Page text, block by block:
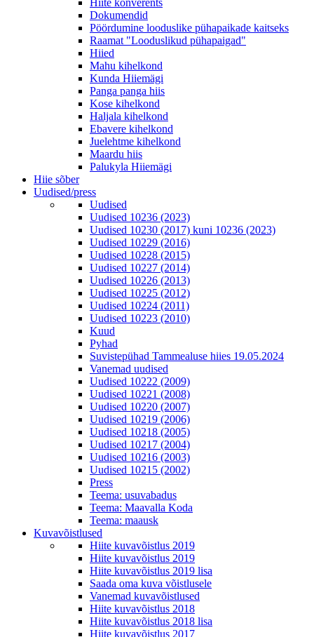
Hiite konverents
Dokumendid
Pöördumine looduslike pühapaikade kaitseks
Raamat "Looduslikud pühapaigad"
Hiied
Mahu kihelkond
Kunda Hiiemägi
Panga panga hiis
Kose kihelkond
Haljala kihelkond
Ebavere kihelkond
Juelehtme kihelkond
Maardu hiis
Palukyla Hiiemägi
Hiie sõber
Uudised/press
Uudised
Uudised 10236 (2023)
Uudised 10230 (2017) kuni 10236 (2023)
Uudised 10229 (2016)
Uudised 10228 (2015)
Uudised 10227 (2014)
Uudised 10226 (2013)
Uudised 10225 (2012)
Uudised 10224 (2011)
Uudised 10223 (2010)
Kuud
Pyhad
Suvistepühad Tammealuse hiies 19.05.2024
Vanemad uudised
Uudised 10222 (2009)
Uudised 10221 (2008)
Uudised 10220 (2007)
Uudised 10219 (2006)
Uudised 10218 (2005)
Uudised 10217 (2004)
Uudised 10216 (2003)
Uudised 10215 (2002)
Press
Teema: usuvabadus
Teema: Maavalla Koda
Teema: maausk
Kuvavõistlused
Hiite kuvavõistlus 2019
Hiite kuvavõistlus 2019
Hiite kuvavõistlus 2019 lisa
Saada oma kuva võistlusele
Vanemad kuvavõistlused
Hiite kuvavõistlus 2018
Hiite kuvavõistlus 2018 lisa
Hiite kuvavõistlus 2017